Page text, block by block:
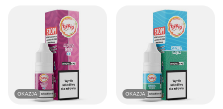
OKAZJA OKAZJA